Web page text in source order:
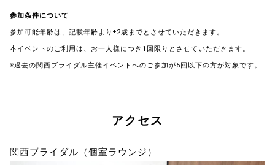
参加条件について
参加可能年齢は、記載年齢より±2歳までとさせていただきます。
本イベントのご利用は、お一人様につき1回限りとさせていただきます。
※過去の関西ブライダル主催イベントへのご参加が5回以下の方が対象です。
アクセス
関西ブライダル（個室ラウンジ）